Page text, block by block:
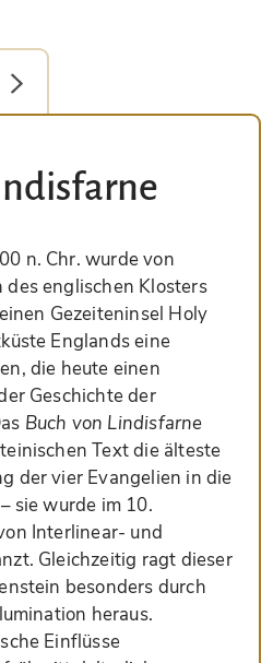
Detailbild
n. Chr. wurde von
englischen Klosters
Gezeiteninsel Holy
Englands eine
die heute einen
Geschichte der
Buch von Lindisfarne
Text die älteste
der vier Evangelien in die
sie wurde im 10.
Interlinear- und
Gleichzeitig ragt dieser
besonders durch
heraus.
Einflüsse